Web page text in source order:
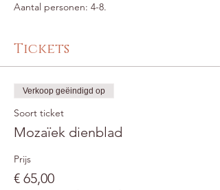
Aantal personen: 4-8.
Tickets
Verkoop geëindigd op
Soort ticket
Mozaïek dienblad
Prijs
€ 65,00